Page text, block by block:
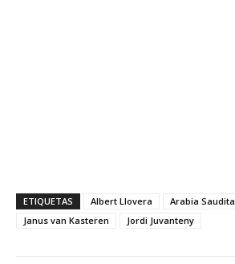
ETIQUETAS Albert Llovera Arabia Saudita
Janus van Kasteren
Jordi Juvanteny